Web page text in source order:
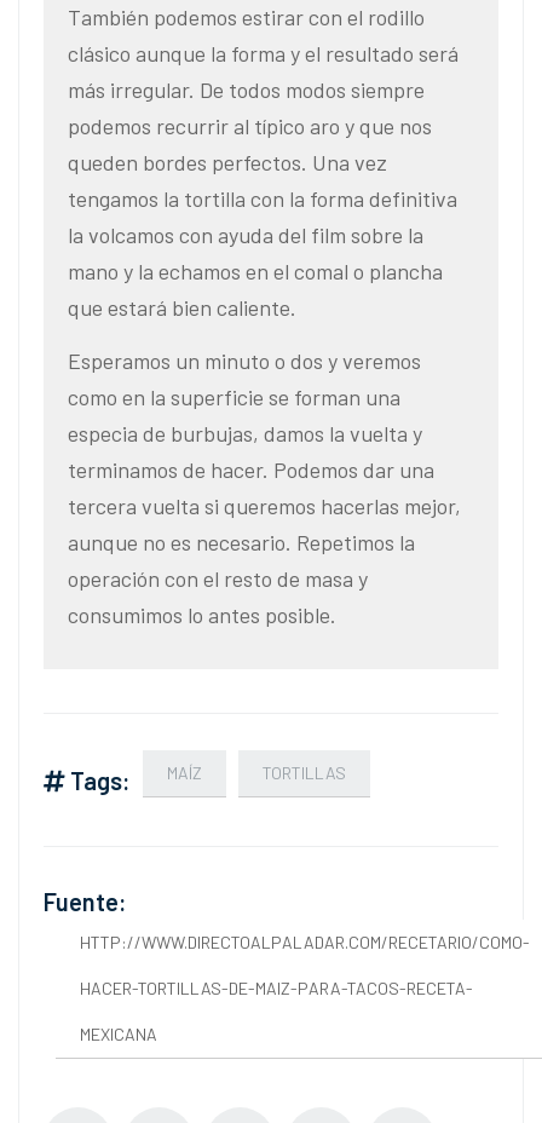
También podemos estirar con el rodillo
clásico aunque la forma y el resultado será
más irregular. De todos modos siempre
podemos recurrir al típico aro y que nos
queden bordes perfectos. Una vez
tengamos la tortilla con la forma definitiva
la volcamos con ayuda del film sobre la
mano y la echamos en el comal o plancha
que estará bien caliente.
Esperamos un minuto o dos y veremos
como en la superficie se forman una
especia de burbujas, damos la vuelta y
terminamos de hacer. Podemos dar una
tercera vuelta si queremos hacerlas mejor,
aunque no es necesario. Repetimos la
operación con el resto de masa y
consumimos lo antes posible.
Tags: MAÍZ TORTILLAS
Fuente:
HTTP://WWW.DIRECTOALPALADAR.COM/RECETARIO/COMO-
HACER-TORTILLAS-DE-MAIZ-PARA-TACOS-RECETA-
MEXICANA